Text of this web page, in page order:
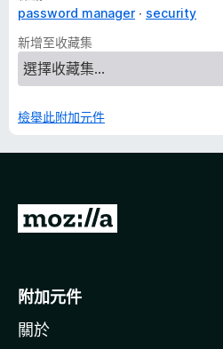
password manager
security
新增至收藏集
檢舉此附加元件
前
o
i
附加元件
關於